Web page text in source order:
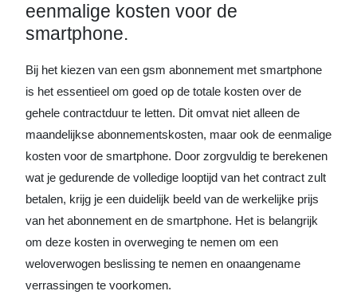
eenmalige kosten voor de
smartphone.
Bij het kiezen van een gsm abonnement met smartphone
is het essentieel om goed op de totale kosten over de
gehele contractduur te letten. Dit omvat niet alleen de
maandelijkse abonnementskosten, maar ook de eenmalige
kosten voor de smartphone. Door zorgvuldig te berekenen
wat je gedurende de volledige looptijd van het contract zult
betalen, krijg je een duidelijk beeld van de werkelijke prijs
van het abonnement en de smartphone. Het is belangrijk
om deze kosten in overweging te nemen om een
weloverwogen beslissing te nemen en onaangename
verrassingen te voorkomen.